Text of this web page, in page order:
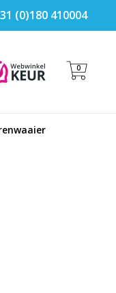
(0)180 410004
0